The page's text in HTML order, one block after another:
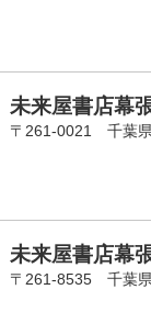
未来屋書店幕
〒261-0021 千葉
未来屋書店幕
〒261-8535 千葉